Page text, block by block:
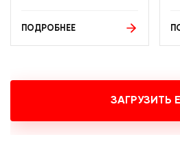
ПОДРОБНЕЕ
ЗАГРУЗИТЬ